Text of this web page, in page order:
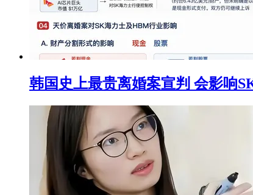
韩国史上最贵离婚案宣判 会影响